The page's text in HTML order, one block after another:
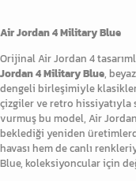
Air Jordan 4 Military Blue
Orijinal Air Jordan 4
Jordan 4 Military Blue,
dengeli birleşimiyle klasikler
çizgiler ve retro hissiyatıyla
vurmuş bu model, Air
beklediği yeniden
havası hem de canlı
Blue, koleksiyoncular için